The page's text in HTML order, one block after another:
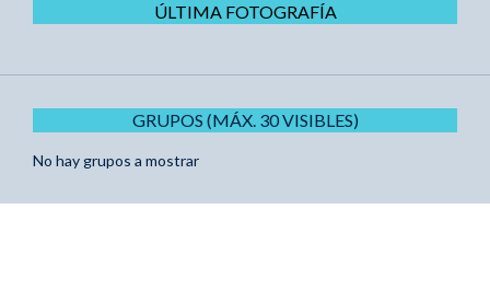
ÚLTIMA FOTOGRAFÍA
GRUPOS (MÁX. 30 VISIBLES)
No hay grupos a mostrar